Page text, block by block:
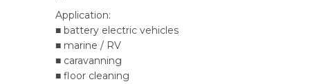
Application:
■ battery electric vehicles
■ marine / RV
■ caravanning
■ floor cleaning